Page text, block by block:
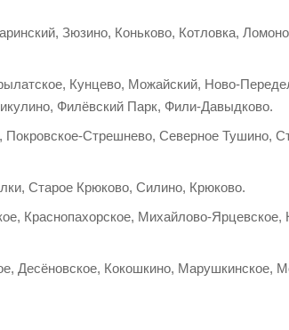
Зюзино, Коньково, Котловка,
Кунцево, Можайский, Ново-
Филёвский Парк, Фили-Давыдково.
Стрешнево, Северное Тушино,
Старое Крюково, Силино, Крюково.
Краснопахорское, Михайлово-
Десёновское, Кокошкино, Марушкинское,